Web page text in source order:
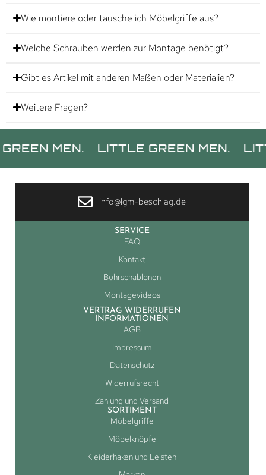
Wie montiere oder tausche ich Möbelgriffe aus?
Welche Schrauben werden zur Montage benötigt?
Gibt es Artikel mit anderen Maßen oder Materialien?
Weitere Fragen?
MEN. LITTLE GREEN MEN. LITTLE
info@lgm-beschlag.de
SERVICE
FAQ
Kontakt
Bohrschablonen
Montagevideos
VERTRAG WIDERRUFEN
INFORMATIONEN
AGB
Impressum
Datenschutz
Widerrufsrecht
Zahlung und Versand
SORTIMENT
Möbelgriffe
Möbelknöpfe
Kleiderhaken und Leisten